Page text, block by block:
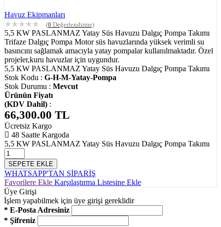
Havuz Ekipmanları
★★★★★ (0 Değerlendirme)
5,5 KW PASLANMAZ Yatay Süs Havuzu Dalgıç Pompa Takımı
Trifaze Dalgıç Pompa Motor süs havuzlarında yüksek verimli su
basıncını sağlamak amacıyla yatay pompalar kullanılmaktadır. Özel
projeler,kuru havuzlar için uygundur.
5,5 KW PASLANMAZ Yatay Süs Havuzu Dalgıç Pompa Takımı
Stok Kodu : G-H-M-Yatay-Pompa
Stok Durumu : Mevcut
Ürünün Fiyatı
(KDV Dahil) :
66,300.00 TL
Ücretsiz Kargo
48 Saatte Kargoda
5,5 KW PASLANMAZ Yatay Süs Havuzu Dalgıç Pompa Takımı
SEPETE EKLE
WHATSAPP'TAN SİPARİŞ
Favorilere Ekle Karşılaştırma Listesine Ekle
Üye Girişi
İşlem yapabilmek için üye girişi gereklidir
* E-Posta Adresiniz
* Şifreniz